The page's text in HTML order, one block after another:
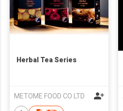
Herbal Tea Series
METOME FOOD CO LTD